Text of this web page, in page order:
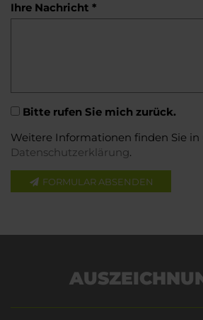
Ihre Nachricht *
Bitte rufen Sie mich zurück.
Weitere Informationen finden Sie in
Datenschutzerklärung.
FORMULAR ABSENDEN